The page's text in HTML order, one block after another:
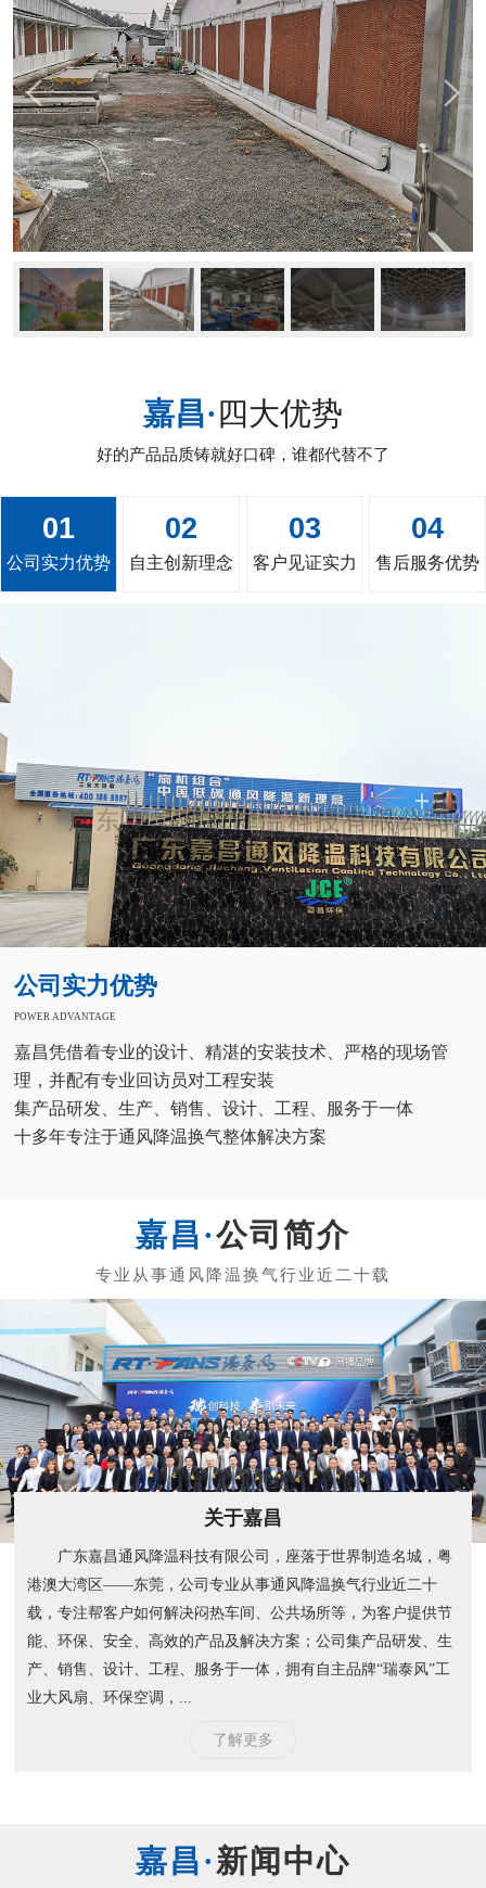
嘉昌·四大优势
好的产品品质铸就好口碑，谁都代替不了
01
公司实力优势
02
自主创新理念
03
客户见证实力
04
售后服务优势
公司实力优势
POWER ADVANTAGE
嘉昌凭借着专业的设计、精湛的安装技术、严格的现场管
理，并配有专业回访员对工程安装
集产品研发、生产、销售、设计、工程、服务于一体
十多年专注于通风降温换气整体解决方案
公司简介
关于嘉昌
广东嘉昌通风降温科技有限公司，座落于世界制造名城，粤
港澳大湾区——东莞，公司专业从事通风降温换气行业近二十
载，专注帮客户如何解决闷热车间、公共场所等，为客户提供节
能、环保、安全、高效的产品及解决方案；公司集产品研发、生
产、销售、设计、工程、服务于一体，拥有自主品牌“瑞泰风”工
业大风扇、环保空调，...
了解更多
新闻中心